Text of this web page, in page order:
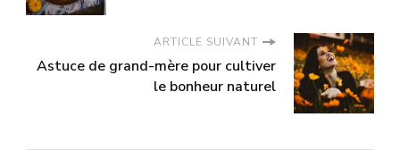
ARTICLE SUIVANT
Astuce de grand-mère pour cultiver
le bonheur naturel